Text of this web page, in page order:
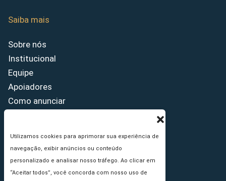
Utilizamos cookies para aprimorar sua experiência de
navegação, exibir anúncios ou conteúdo
personalizado e analisar nosso tráfego. Ao clicar em
“Aceitar todos”, você concorda com nosso uso de
Saiba mais
Sobre nós
Institucional
Equipe
Apoiadores
Como anunciar
Princípios Editoriais